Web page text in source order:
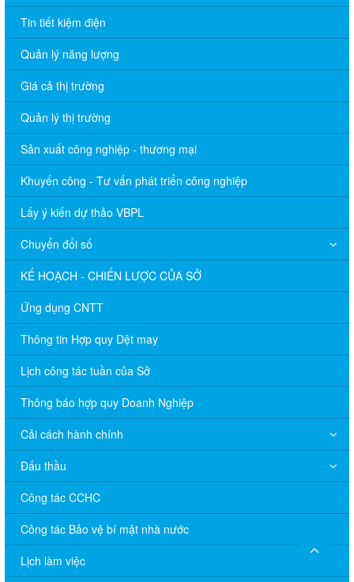
Tin tiết kiệm điện
Quản lý năng lượng
Giá cả thị trường
Quản lý thị trường
Sản xuất công nghiệp - thương mại
Khuyến công - Tư vấn phát triển công nghiệp
Lấy ý kiến dự thảo VBPL
Chuyển đổi số
KẾ HOẠCH - CHIẾN LƯỢC CỦA SỞ
Ứng dụng CNTT
Thông tin Hợp quy Dệt may
Lịch công tác tuần của Sở
Thông báo hợp quy Doanh Nghiệp
Cải cách hành chính
Đấu thầu
Công tác CCHC
Công tác Bảo vệ bí mật nhà nước
Lịch làm việc